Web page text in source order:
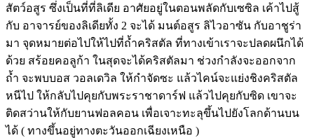
สัตว์อสูร ซึ่งเป็นที่ที่ลิเดีย อาศัยอยู่ในตอนพลัดกับเซซิล เค้าไปสู้
กับ อาจารย์ของลิเดียทั้ง 2 จะได้ มนต์อสูร ลิไวอาซัน กับอาชูร่า
มา จุดหมายต่อไปให้ไปที่ถ้ำคริสตัล ที่ทางเข้าเราจะปลดผนึกได้
ด้วย สร้อยคอลูก้า ในสุดจะได้คริสตัลมา ช่วงกำลังจะออกจาก
ถ้ำ จะพบบอส วอลเดวิล ให้กำจัดซะ แล้วไคน์จะแย่งชิงคริสตัล
หนีไป ให้กลับไปคุยกับพระราชาดาร์ฟ แล้วไปคุยกับซิด เขาจะ
ติดสว่านให้กับยานฟอลคอน เพื่อเจาะทะลุขึ้นไปยังโลกด้านบน
ได้ ( ทางขึ้นอยู่ทางตะวันออกเฉียงเหนือ )